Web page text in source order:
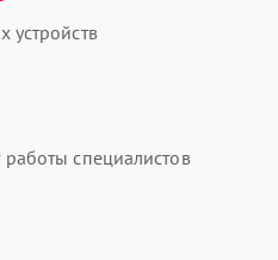
устройств
специалистов